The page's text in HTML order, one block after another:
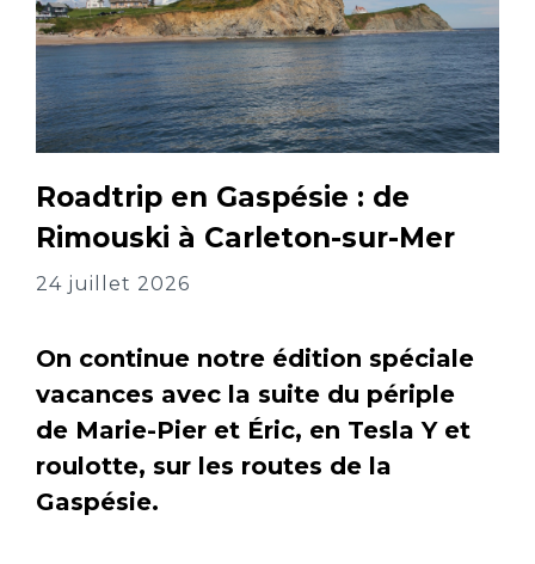
Roadtrip en Gaspésie : de
Rimouski à Carleton-sur-Mer
24 juillet 2026
On continue notre édition spéciale
vacances avec la suite du périple
de Marie-Pier et Éric, en Tesla Y et
roulotte, sur les routes de la
Gaspésie.